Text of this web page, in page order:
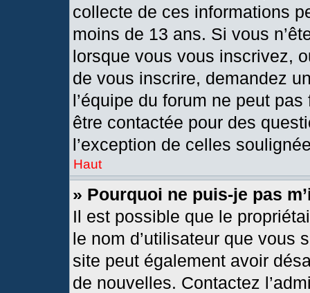
collecte de ces informations
moins de 13 ans. Si vous
lorsque vous vous inscrivez,
de vous inscrire, demandez
l’équipe du forum ne peut
être contactée pour des
l’exception de celles
Haut
» Pourquoi ne puis-je pas
Il est possible que le
le nom d’utilisateur que vous
site peut également avoir
de nouvelles. Contactez